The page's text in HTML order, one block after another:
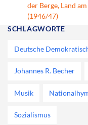
der Berge, Land am
(1946/47)
SCHLAGWORTE
Deutsche
Johannes R. Becher
Musik
Sozialismus